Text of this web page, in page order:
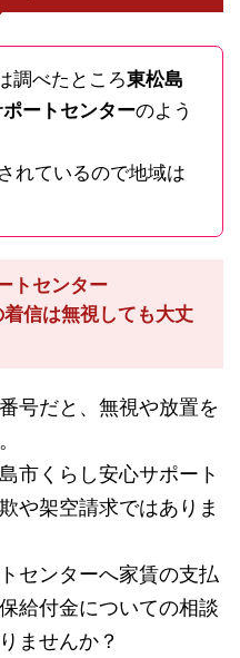
調べたところ東松島
ートセンターのよう
れているので地域は
トセンター
信は無視しても大丈
号だと、無視や放置を
市くらし安心サポート
や架空請求ではありま
センターへ家賃の支払
給付金についての相談
ませんか？